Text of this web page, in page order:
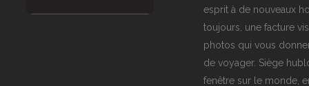
esprit à de nouveaux
toujours, une facture
photos qui vous
de voyager. Siège
fenêtre sur le monde,